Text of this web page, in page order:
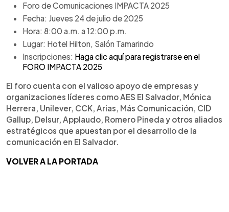
Foro de Comunicaciones IMPACTA 2025
Fecha: Jueves 24 de julio de 2025
Hora: 8:00 a.m. a 12:00 p.m.
Lugar: Hotel Hilton, Salón Tamarindo
Inscripciones: Haga clic aquí para registrarse en el
FORO IMPACTA 2025
El foro cuenta con el valioso apoyo de empresas y
organizaciones líderes como AES El Salvador, Mónica
Herrera, Unilever, CCK, Arias, Más Comunicación, CID
Gallup, Delsur, Applaudo, Romero Pineda y otros aliados
estratégicos que apuestan por el desarrollo de la
comunicación en El Salvador.
VOLVER A LA PORTADA